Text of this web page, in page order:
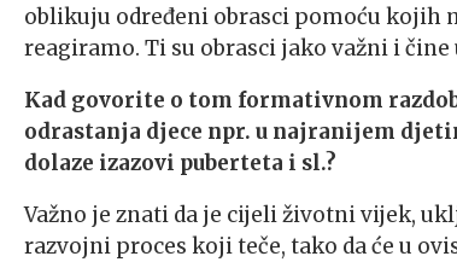
oblikuju određeni obrasci pomoću kojih
reagiramo. Ti su obrasci jako važni i
Kad govorite o tom formativnom
odrastanja djece npr. u najranijem
dolaze izazovi puberteta i sl.?
Važno je znati da je cijeli životni vijek,
razvojni proces koji teče, tako da će u